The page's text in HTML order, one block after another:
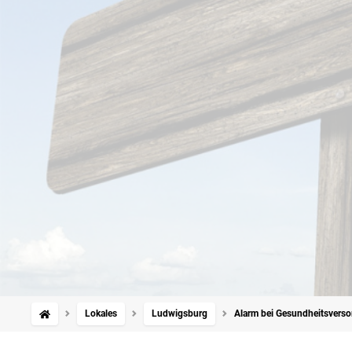
Lokales Ludwigsburg Alarm bei